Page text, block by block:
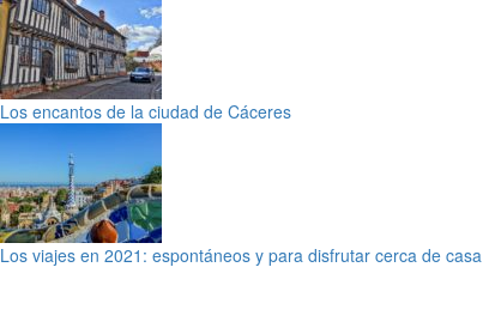
Los encantos de la ciudad de Cáceres
Los viajes en 2021: espontáneos y para disfrutar cerca de casa